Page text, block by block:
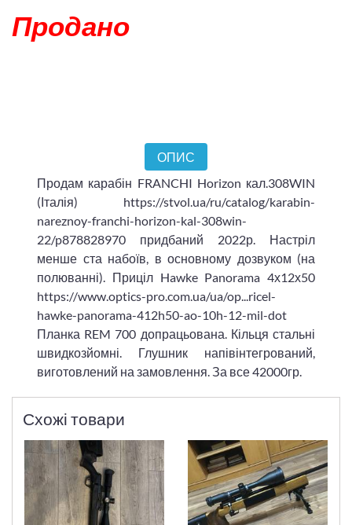
Продано
ОПИС
Продам карабін FRANCHI Horizon кал.308WIN
(Італія) https://stvol.ua/ru/catalog/karabin-
nareznoy-franchi-horizon-kal-308win-
22/p878828970 придбаний 2022р. Настріл
менше ста набоїв, в основному дозвуком (на
полюванні). Приціл Hawke Panorama 4х12х50
https://www.optics-pro.com.ua/ua/op...ricel-
hawke-panorama-412h50-ao-10h-12-mil-dot
Планка REM 700 допрацьована. Кільця стальні
швидкозйомні. Глушник напівінтегрований,
виготовлений на замовлення. За все 42000гр.
Схожі товари